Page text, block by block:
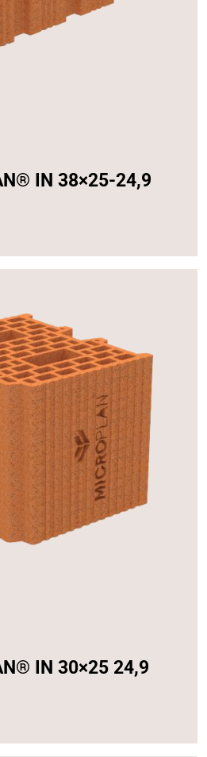
IN 38×25-24,9
IN 30×25 24,9